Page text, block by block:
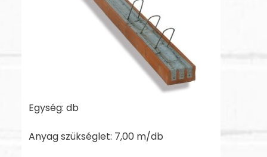
Egység: db
Anyag szükséglet: 7,00 m/db